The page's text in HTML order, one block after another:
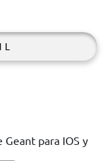
L
Geant para IOS y